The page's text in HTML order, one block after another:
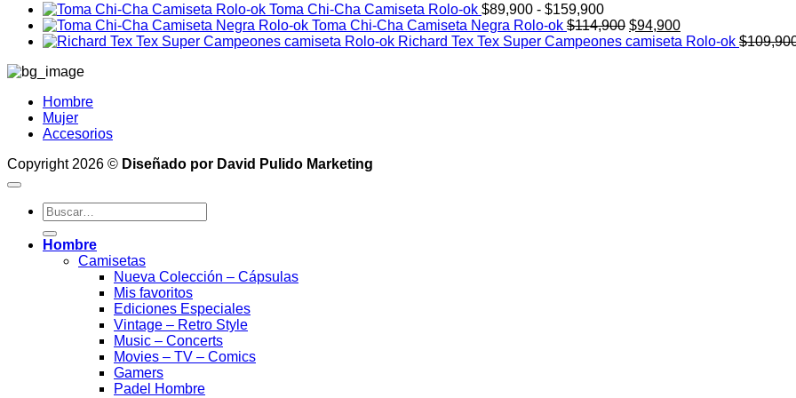
desde
Toma Chi-Cha Camiseta Rolo-ok $89,900 - $159,900Rango
de
precios:
Toma Chi-Cha Camiseta Negra Rolo-ok $114,900 El
precio
$94,900El
precio
Richard Tex Tex Super Campeones camiseta Rolo-ok $
Hombre
Mujer
Accesorios
Copyright 2026 © Diseñado por David Pulido Marketing
Buscar
por:
Hombre
Camisetas
Nueva Colección – Cápsulas
Mis favoritos
Ediciones Especiales
Vintage – Retro Style
Music – Concerts
Movies – TV – Comics
Gamers
Padel Hombre